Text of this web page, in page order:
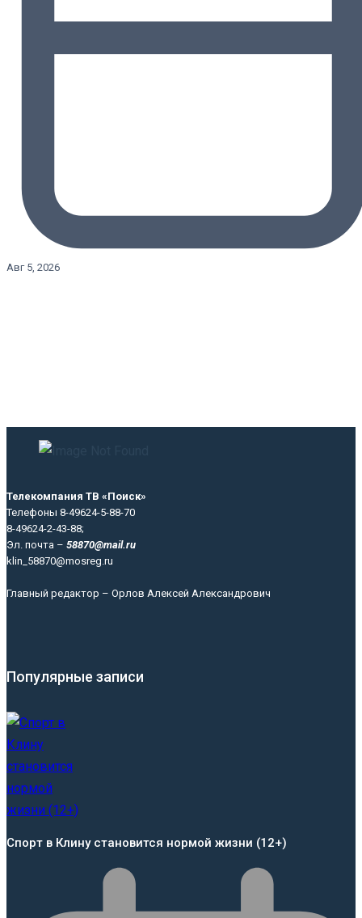
Авг 5, 2026
Телекомпания ТВ «Поиск»
Телефоны 8-49624-5-88-70
8-49624-2-43-88;
Эл. почта – 58870@mail.ru
klin_58870@mosreg.ru
Главный редактор – Орлов Алексей Александрович
Популярные записи
Спорт в Клину становится нормой жизни (12+)